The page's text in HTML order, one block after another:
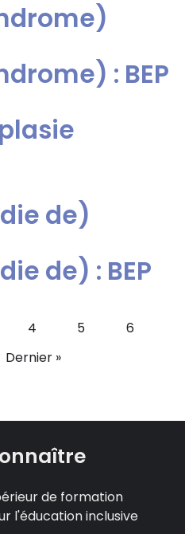
: BEP
de)
de) : BEP
Page
4 Page
5 Page
6
Dernière
Dernier »
de formation
l'éducation inclusive